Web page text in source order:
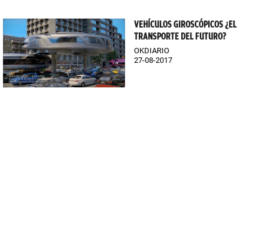
VEHÍCULOS GIROSCÓPICOS ¿EL
TRANSPORTE DEL FUTURO?
OKDIARIO
27-08-2017